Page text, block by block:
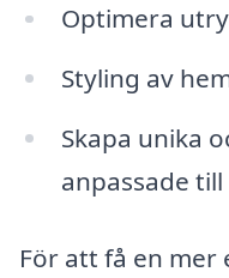
Optimera
Styling av
Skapa unika
anpassade
För att få en